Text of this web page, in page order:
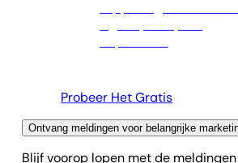
Probeer Het Gratis
Ontvang meldingen voor belangrijke
Blijf voorop lopen met de